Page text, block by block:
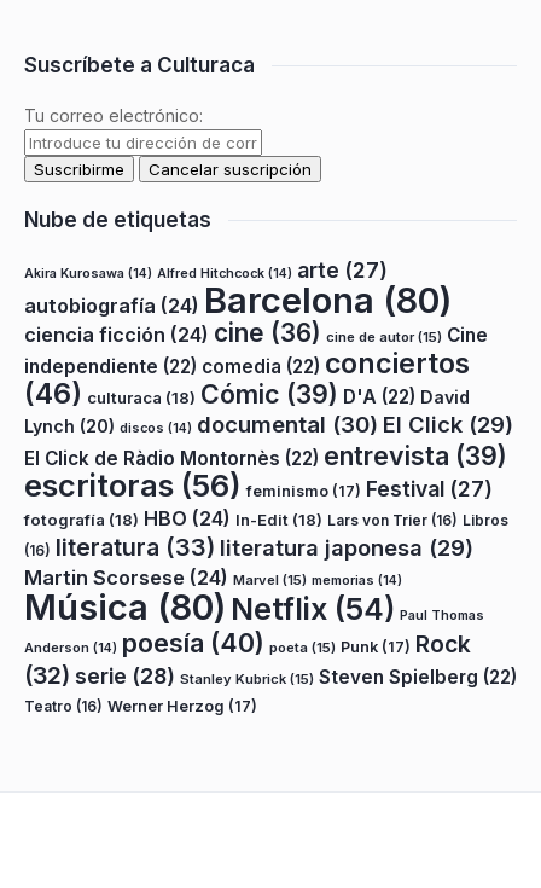
Suscríbete a Culturaca
Tu correo electrónico:
Nube de etiquetas
Akira Kurosawa (14) Alfred Hitchcock (14) arte (27)
autobiografía (24) Barcelona (80)
ciencia ficción (24) cine (36) cine de autor(15) Cine
independiente (22) comedia (22) conciertos
(46) culturaca (18) Cómic (39) D'A (22) David
Lynch (20) discos (14) documental (30) El Click (29)
El Click de Ràdio Montornès (22) entrevista (39)
escritoras (56) feminismo (17) Festival (27)
fotografía (18) HBO (24) In-Edit (18) Lars von Trier (16) Libros
(16) literatura (33) literatura japonesa (29)
Martin Scorsese (24) Marvel (15) memorias (14)
Música (80) Netflix (54) Paul Thomas
Anderson (14) poesía (40) poeta (15) Punk (17) Rock
(32) serie (28) Stanley Kubrick (15) Steven Spielberg (22)
Teatro (16) Werner Herzog (17)